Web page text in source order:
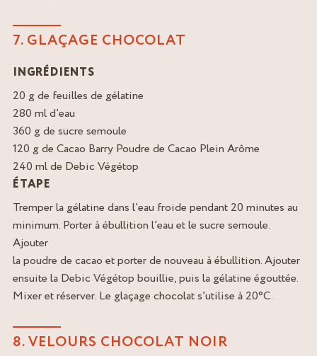
7. GLAÇAGE CHOCOLAT
INGRÉDIENTS
20 g de feuilles de gélatine
280 ml d’eau
360 g de sucre semoule
120 g de Cacao Barry Poudre de Cacao Plein Arôme
240 ml de Debic Végétop
ÉTAPE
Tremper la gélatine dans l’eau froide pendant 20 minutes au
minimum. Porter à ébullition l’eau et le sucre semoule.
Ajouter
la poudre de cacao et porter de nouveau à ébullition. Ajouter
ensuite la Debic Végétop bouillie, puis la gélatine égouttée.
Mixer et réserver. Le glaçage chocolat s’utilise à 20°C.
8. VELOURS CHOCOLAT NOIR